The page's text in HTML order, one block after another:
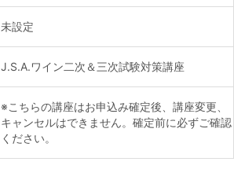
未設定
J.S.A.ワイン二次＆三次試験対策講座
※こちらの講座はお申込み確定後、講座変更、
キャンセルはできません。確定前に必ずご確認
ください。